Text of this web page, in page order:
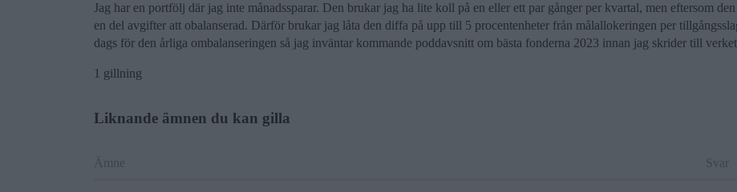
Jag har en portfölj där jag inte månadssparar. Den brukar jag ha lite koll på en eller ett par gånger per kvartal, men eftersom
en del avgifter att obalanserad. Därför brukar jag låta den diffa på upp till 5 procentenheter från målallokeringen per
dags för den årliga ombalanseringen så jag inväntar kommande poddavsnitt om bästa fonderna 2023 innan jag skrider till
1 gillning
Liknande ämnen du kan gilla
Ämne Svar